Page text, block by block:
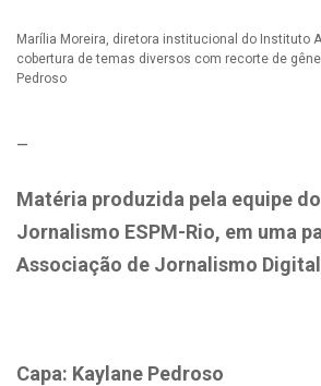
Marília Moreira, diretora institucional do Instituto
cobertura de temas diversos com recorte de
Pedroso
–
Matéria produzida pela equipe
Jornalismo ESPM-Rio, em uma
Associação de Jornalismo
Capa: Kaylane Pedroso